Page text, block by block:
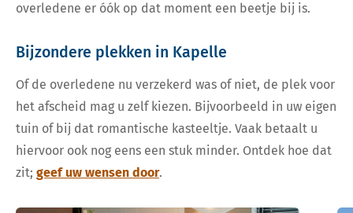
overledene er óók op dat moment een beetje bij is.
Bijzondere plekken in Kapelle
Of de overledene nu verzekerd was of niet, de plek voor
het afscheid mag u zelf kiezen. Bijvoorbeeld in uw eigen
tuin of bij dat romantische kasteeltje. Vaak betaalt u
hiervoor ook nog eens een stuk minder. Ontdek hoe dat
zit; geef uw wensen door.